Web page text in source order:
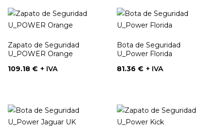
Zapato de Seguridad
U_POWER Orange
Precio
109.18 € + IVA
Bota de Seguridad
U_Power Florida
Precio
81.36 € + IVA